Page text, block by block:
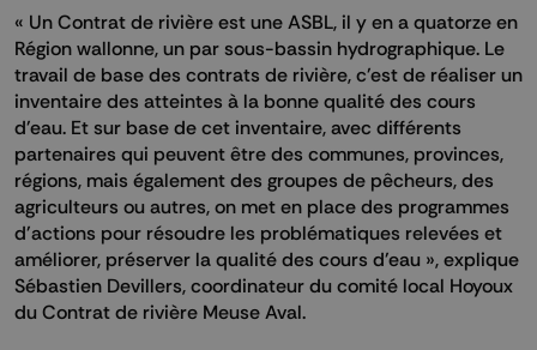
« Un Contrat de rivière est une ASBL, il y en a quatorze en
Région wallonne, un par sous-bassin hydrographique. Le
travail de base des contrats de rivière, c'est de réaliser un
inventaire des atteintes à la bonne qualité des cours
d'eau. Et sur base de cet inventaire, avec différents
partenaires qui peuvent être des communes, provinces,
régions, mais également des groupes de pêcheurs, des
agriculteurs ou autres, on met en place des programmes
d'actions pour résoudre les problématiques relevées et
améliorer, préserver la qualité des cours d'eau », explique
Sébastien Devillers, coordinateur du comité local Hoyoux
du Contrat de rivière Meuse Aval.